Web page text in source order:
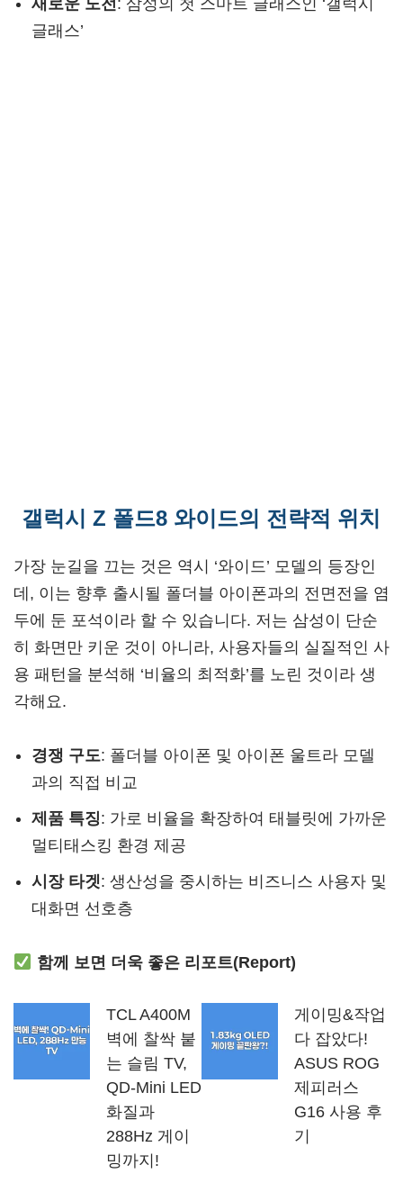
새로운 도전: 삼성의 첫 스마트 글래스인 ‘갤럭시
글래스’
갤럭시 Z 폴드8 와이드의 전략적 위치
가장 눈길을 끄는 것은 역시 ‘와이드’ 모델의 등장인
데, 이는 향후 출시될 폴더블 아이폰과의 전면전을 염
두에 둔 포석이라 할 수 있습니다. 저는 삼성이 단순
히 화면만 키운 것이 아니라, 사용자들의 실질적인 사
용 패턴을 분석해 ‘비율의 최적화’를 노린 것이라 생
각해요.
경쟁 구도: 폴더블 아이폰 및 아이폰 울트라 모델
과의 직접 비교
제품 특징: 가로 비율을 확장하여 태블릿에 가까운
멀티태스킹 환경 제공
시장 타겟: 생산성을 중시하는 비즈니스 사용자 및
대화면 선호층
함께 보면 더욱 좋은 리포트(Report)
TCL A400M
벽에 찰싹 붙
는 슬림 TV,
QD-Mini LED
화질과
288Hz 게이
밍까지!
게이밍&작업
다 잡았다!
ASUS ROG
제피러스
G16 사용 후
기